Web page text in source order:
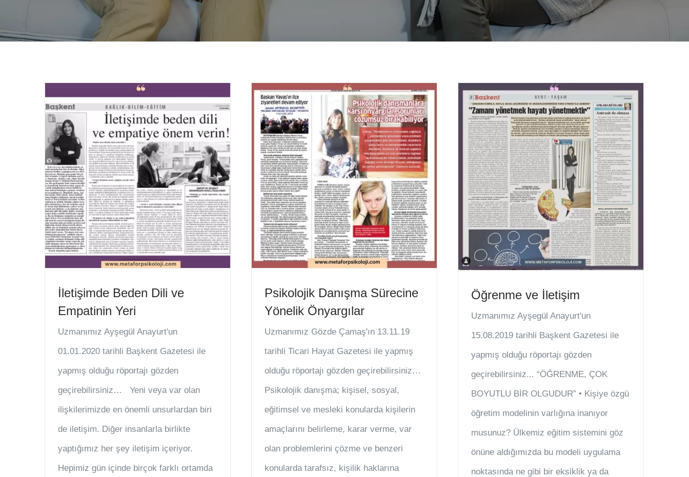
İletişimde Beden Dili ve
Empatinin Yeri
Uzmanımız Ayşegül Anayurt'un
01.01.2020 tarihli Başkent Gazetesi ile
yapmış olduğu röportajı gözden
geçirebilirsiniz… Yeni veya var olan
ilişkilerimizde en önemli unsurlardan biri
de iletişim. Diğer insanlarla birlikte
yaptığımız her şey iletişim içeriyor.
Hepimiz gün içinde birçok farklı ortamda
Psikolojik Danışma Sürecine
Yönelik Önyargılar
Uzmanımız Gözde Çamaş'ın 13.11.19
tarihli Ticari Hayat Gazetesi ile yapmış
olduğu röportajı gözden geçirebilirsiniz…
Psikolojik danışma; kişisel, sosyal,
eğitimsel ve mesleki konularda kişilerin
amaçlarını belirleme, karar verme, var
olan problemlerini çözme ve benzeri
konularda tarafsız, kişilik haklarına
Öğrenme ve İletişim
Uzmanımız Ayşegül Anayurt'un
15.08.2019 tarihli Başkent Gazetesi ile
yapmış olduğu röportajı gözden
geçirebilirsiniz... “ÖĞRENME, ÇOK
BOYUTLU BİR OLGUDUR” • Kişiye özgü
öğretim modelinin varlığına inanıyor
musunuz? Ülkemiz eğitim sistemini göz
önüne aldığımızda bu modeli uygulama
noktasında ne gibi bir eksiklik ya da